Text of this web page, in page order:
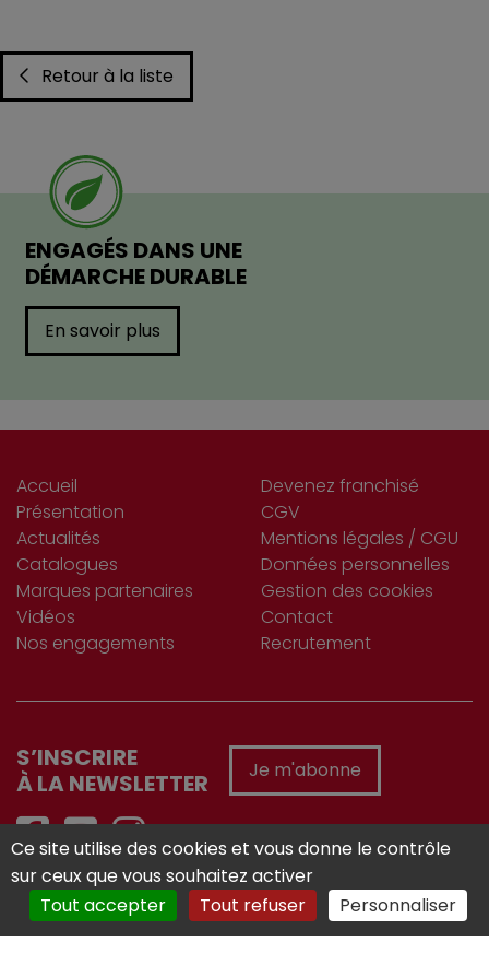
Retour à la liste
ENGAGÉS DANS UNE
DÉMARCHE DURABLE
En savoir plus
Accueil
Présentation
Actualités
Catalogues
Marques partenaires
Vidéos
Nos engagements
Devenez franchisé
CGV
Mentions légales / CGU
Données personnelles
Gestion des cookies
Contact
Recrutement
S’INSCRIRE
À LA NEWSLETTER
Je m'abonne
Réalisé avec :
Ce site utilise des cookies et vous donne le contrôle
sur ceux que vous souhaitez activer
Tout accepter
Tout refuser Personnaliser